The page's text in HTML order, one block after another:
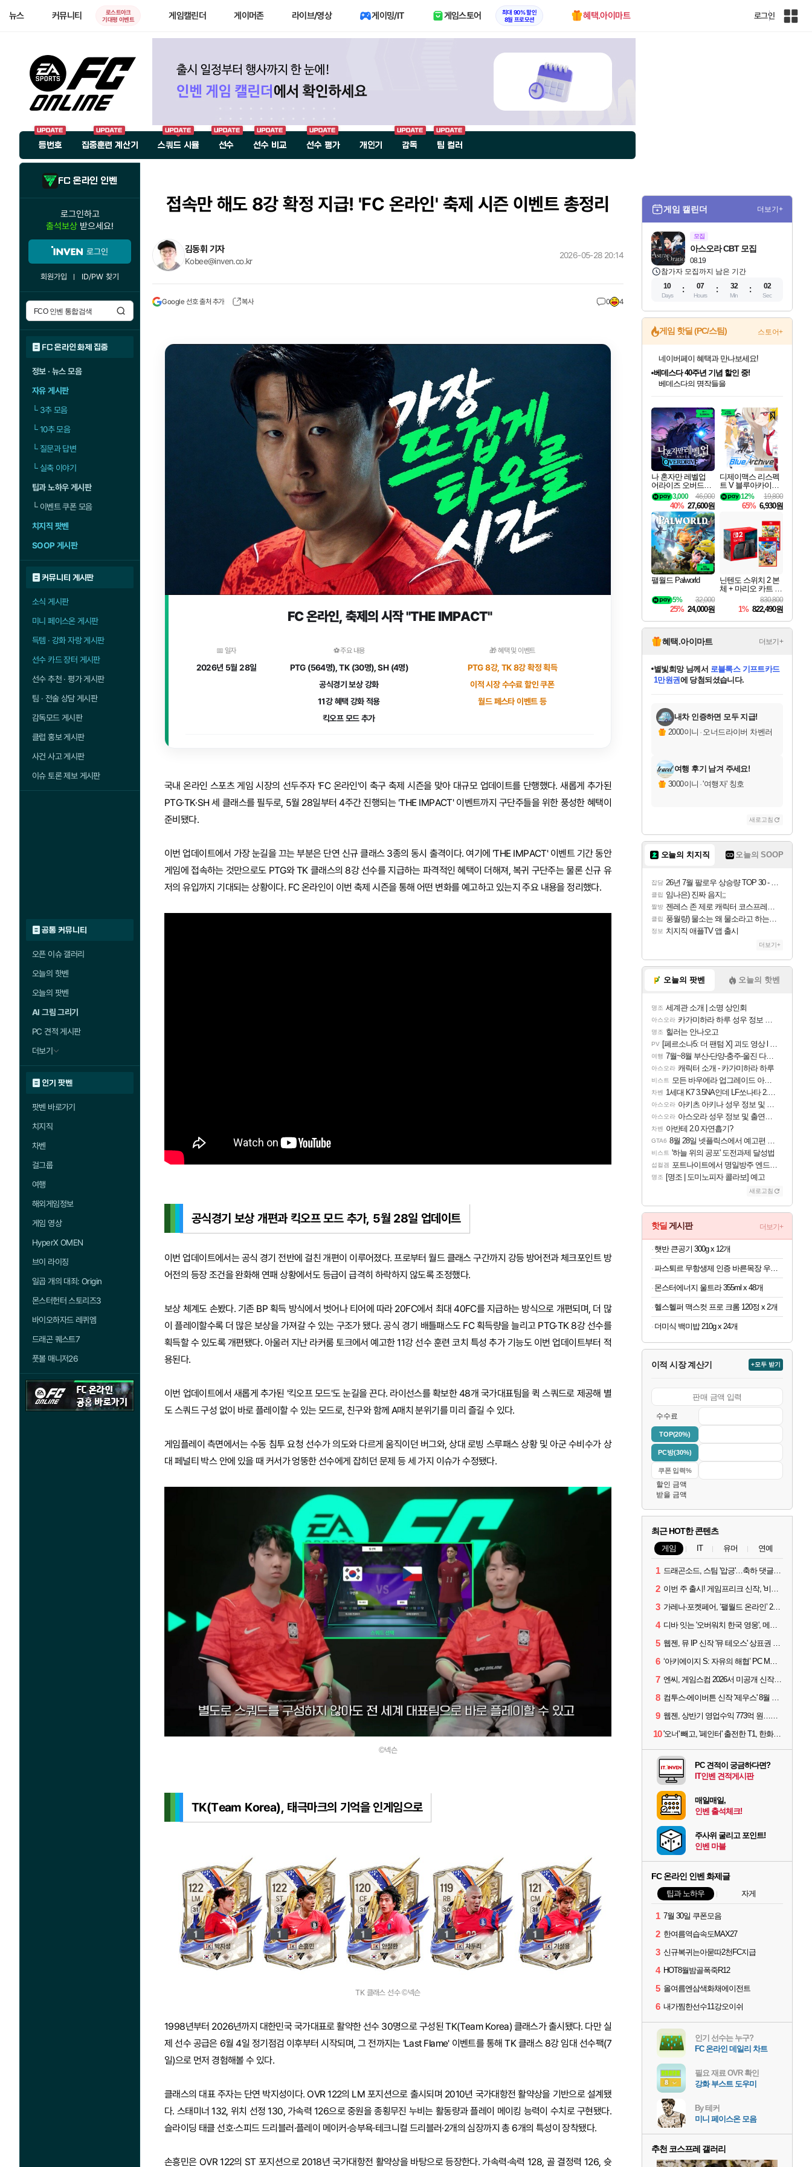
뉴스 커뮤니티
로스트아크
기대평 이벤트
게임캘린더 게이머존 라이브/영상 게이밍/IT 게임스토어
최대 90% 할인
8월 프로모션
혜택.아이마트 로그인
인
등번호 집중훈련 계산기 스쿼드 시뮬 선수 선수 비교 선수 평가 개인기 감독 팀 컬러
FC 온라인 인벤
로그인하고
출석보상 받으세요!
로그인
회원가입 ID/PW 찾기
FC 온라인 화제 집중
정보 · 뉴스 모음
자유 게시판
└3추 모음
└10추 모음
└질문과 답변
└실축 이야기
팁과 노하우 게시판
└이벤트 쿠폰 모음
치지직 팟벤
SOOP 게시판
커뮤니티 게시판
소식 게시판
미니 페이스온 게시판
득템 · 강화 자랑 게시판
선수 카드 장터 게시판
선수 추천 · 평가 게시판
팀 · 전술 상담 게시판
감독모드 게시판
클럽 홍보 게시판
사건 사고 게시판
이슈 토론 제보 게시판
공통 커뮤니티
오픈 이슈 갤러리
오늘의 핫벤
오늘의 팟벤
AI 그림 그리기
PC 견적 게시판
더보기
인기 팟벤
팟벤 바로가기
치지직
차벤
걸그룹
여행
해외게임정보
게임 영상
HyperX OMEN
브이 라이징
일곱 개의 대죄: Origin
몬스터헌터 스토리즈3
바이오하자드 레퀴엠
드래곤 퀘스트7
풋볼 매니저26
접속만 해도 8강 확정 지급! 'FC 온라인' 축제 시즌 이벤트 총정리
김동휘 기자
Kobee@inven.co.kr
Google 선호 출처 추가 복사 0 4
2026-05-28 20:14
FC 온라인, 축제의 시작 "THE IMPACT"
📅 일자
2026년 5월 28일
⚽ 주요 내용
PTG (564명), TK (30명), SH (4명)
공식경기 보상 강화
11강 혜택 강화 적용
킥오프 모드 추가
🎁 혜택 및 이벤트
PTG 8강, TK 8강 확정 획득
이적 시장 수수료 할인 쿠폰
월드 페스타 이벤트 등
국내 온라인 스포츠 게임 시장의 선두주자 'FC 온라인'이 축구 축제 시즌을 맞아 대규모 업데이트를 단행했다. 새롭게 추가된
PTG·TK·SH 세 클래스를 필두로, 5월 28일부터 4주간 진행되는 'THE IMPACT' 이벤트까지 구단주들을 위한 풍성한 혜택이
준비됐다.
이번 업데이트에서 가장 눈길을 끄는 부분은 단연 신규 클래스 3종의 동시 출격이다. 여기에 'THE IMPACT' 이벤트 기간 동안
게임에 접속하는 것만으로도 PTG와 TK 클래스의 8강 선수를 지급하는 파격적인 혜택이 더해져, 복귀 구단주는 물론 신규 유
저의 유입까지 기대되는 상황이다. FC 온라인이 이번 축제 시즌을 통해 어떤 변화를 예고하고 있는지 주요 내용을 정리했다.
공식경기 보상 개편과 킥오프 모드 추가, 5월 28일 업데이트
이번 업데이트에서는 공식 경기 전반에 걸친 개편이 이루어졌다. 프로부터 월드 클래스 구간까지 강등 방어전과 체크포인트 방
어전의 등장 조건을 완화해 연패 상황에서도 등급이 급격히 하락하지 않도록 조정했다.
보상 체계도 손봤다. 기존 BP 획득 방식에서 벗어나 티어에 따라 20FC에서 최대 40FC를 지급하는 방식으로 개편되며, 더 많
이 플레이할수록 더 많은 보상을 가져갈 수 있는 구조가 됐다. 공식 경기 배틀패스도 FC 획득량을 늘리고 PTG·TK 8강 선수를
획득할 수 있도록 개편됐다. 아울러 지난 라커룸 토크에서 예고한 11강 선수 훈련 코치 특성 추가 기능도 이번 업데이트부터 적
용된다.
이번 업데이트에서 새롭게 추가된 '킥오프 모드'도 눈길을 끈다. 라이선스를 확보한 48개 국가대표팀을 퀵 스쿼드로 제공해 별
도 스쿼드 구성 없이 바로 플레이할 수 있는 모드로, 친구와 함께 A매치 분위기를 미리 즐길 수 있다.
게임플레이 측면에서는 수동 침투 요청 선수가 의도와 다르게 움직이던 버그와, 상대 로빙 스루패스 상황 및 아군 수비수가 상
대 페널티 박스 안에 있을 때 커서가 엉뚱한 선수에게 잡히던 문제 등 세 가지 이슈가 수정됐다.
©넥슨
TK(Team Korea), 태극마크의 기억을 인게임으로
TK 클래스 선수 ©넥슨
1998년부터 2026년까지 대한민국 국가대표로 활약한 선수 30명으로 구성된 TK(Team Korea) 클래스가 출시됐다. 다만 실
제 선수 공급은 6월 4일 정기점검 이후부터 시작되며, 그 전까지는 'Last Flame' 이벤트를 통해 TK 클래스 8강 임대 선수팩(7
일)으로 먼저 경험해볼 수 있다.
클래스의 대표 주자는 단연 박지성이다. OVR 122의 LM 포지션으로 출시되며 2010년 국가대항전 활약상을 기반으로 설계됐
다. 스태미너 132, 위치 선정 130, 가속력 126으로 중원을 종횡무진 누비는 활동량과 플레이 메이킹 능력이 수치로 구현됐다.
슬라이딩 태클 선호·스피드 드리블러·플레이 메이커·승부욕·테크니컬 드리블러·2개의 심장까지 총 6개의 특성이 장착됐다.
손흥민은 OVR 122의 ST 포지션으로 2018년 국가대항전 활약상을 바탕으로 등장한다. 가속력·속력 128, 골 결정력 126, 슛
게임 캘린더 더보기+
모집
08.19
아스오라 CBT 모집
참가자 모집까지 남은 기간
10
Days
07
Hours
32
Min
00
Sec
게임 핫딜 (PC/스팀) 스토어+
최대 90% 할인가를 만나보세요!
네이버혜택과 함께 만나보세요!
50%할인&추가 적립까지!
네이버 포인트 혜택까지!
이니&베니 혜택까지!
네이버 혜택가와 함께 예약하세요!
할인&네이버혜택으로 만나보세요!
네이버페이 혜택과 만나보세요!
베데스다 40주년 기념 할인 중!
베데스다의 명작들을
40주년 프로모션으로 만나보세요!
할인가에 만나보세요!
일부 에디션 상시 할인!
혜택으로 예약 판매 중
편안하게 충전하세요
나 혼자만 레벨업
어라이즈 오버드라
이브 Solo Leveling A
rise
46,000
3,000
40% 27,600원
디제이맥스 리스펙
트 V 블루아카이브
팩 DJMAX RESPE
CT V Blue Archive P
ack DLC
19,800
12%
65% 6,930원
팰월드 Palworld
32,000
5%
25% 24,000원
닌텐도 스위치 2 본
체 + 마리오 카트 월
드 + 슈퍼 마리오 파
티 잼버리 닌텐도
스위치 2 에디션 +
잼버리 TV 번들
830,800
1% 822,490원
혜택.아이마트 더보기+
교환.
당첨되셨습니다.
당첨되셨습니다.
당첨되셨습니다.
별빛희망님께서 로블록스 기프트카드
1만원권에 당첨되셨습니다.
당첨되셨습니다.
당첨되셨습니다.
당첨되셨습니다.
당첨되셨습니다.
에디션 (스팀코드)를 교환.
당첨되셨습니다.
내차 인증하면 모두 지급!
2000이니 · 오너드라이버 차벤러
여행 후기 남겨 주세요!
3000이니 ·'여행자' 칭호
새로고침
오늘의 치지직 오늘의 SOOP
잡담 26년 7월 팔로우 상승량 TOP 30 - 월간 치지직
클립 임나은) 진짜 음지;;
짤방 젠레스 존 제로 캐릭터 코스프레한 꽁주
클립 풍월량) 물소는 왜 물소라고 하는거야? 아! 그만 ㅋㅋ 알았어 ㅋㅋ
정보 치지직 애플TV 앱 출시
더보기+
오늘의 팟벤 오늘의 핫벤
명조 세계관 소개 | 소명 상인회
아스오라 카가미하라 하루 성우 정보 및 주요 필모
명조 힐러는 안나오고
PV [페르소나5: 더 팬텀 X] 괴도 영상 l 타카마키 안·댄싱 스타
여행 7월~8월 부산-단양-충주-울진 다녀왔어요~
아스오라 캐릭터 소개 - 카가미하라 하루
비스트 모든 바우에라 업그레이드 아이템 획득 위치 공략 (89개)
차벤 1세대 K7 3.5NA인데 LF쏘나타 2.0NA 기변하면 유류비 절약이 얼마나 될까요..?
아스오라 아키츠 아키나 성우 정보 및 주요 필모
아스오라 아스오라 성우 정보 및 출연작 모음
차벤 아반테 2.0 자연흡기?
GTA6 8월 28일 넷플릭스에서 예고편 공개 예정
비스트 '하늘 위의 공포' 도전과제 달성법
섭컬겜 포트나이트에서 명일방주 엔드필드 [펠리카] 판매 예정
명조 [명조 | 도미노피자 콜라보] 예고
새로고침
핫딜 게시판 더보기+
햇반 큰공기 300g x 12개
몬스터에너지 울트라 355ml x 48개
헬스헬퍼 맥스컷 프로 크롬 120정 x 2개
더미식 백미밥 210g x 24개
이적 시장 계산기 +모두 받기
수수료
TOP(20%)
PC방(30%)
할인 금액
받을 금액
최근 HOT한 콘텐츠
게임 IT 유머 연예
1 드래곤소드, 스팀 '압긍'…축하 댓글 달고 게임 코드 받자!
2 이번 주 출시! 게임프리크 신작, '비스트 오브 리인카네이션'
3 가레나·포켓페어, ‘팰월드 온라인’ 2026년 출시 예고
4 디바 잇는 '오버워치 한국 영웅', 메카 파일럿 디몬 나온다
5 웹젠, 뮤 IP 신작 '뮤 테오스' 상표권 출원
6 ‘아키에이지 S: 자유의 해협’ PC MMORPG로 개발한다
7 엔씨, 게임스컴 2026서 미공개 신작 최초 공개
8 컴투스-에이버튼 신작 '제우스' 8월 26일 출시…"모두를 위한 경쟁"
9 웹젠, 상반기 영업수익 773억 원…순이익 89% 증가
10 '오너' 빼고, '페인터' 출전한 T1, 한화생명에 패배
PC 견적이 궁금하다면?
IT인벤 견적게시판
매일매일,
인벤 출석체크!
주사위 굴리고 포인트!
인벤 마블
FC 온라인 인벤 화제글
팁과 노하우 자게
1 7월 30일 쿠폰모음
2 한여름역습속도MAX27
3 신규복귀는아묻따2천FC지급
4 HOT8월밤골폭죽R12
5 올여름엔삼색화채에이전트
6 내가찜한선수11강오이쉬
인기 선수는 누구?
FC 온라인 데일리 차트
필요 재료 OVR 확인
강화 부스트 도우미
By 테커
미니 페이스온 모음
추천 코스프레 갤러리